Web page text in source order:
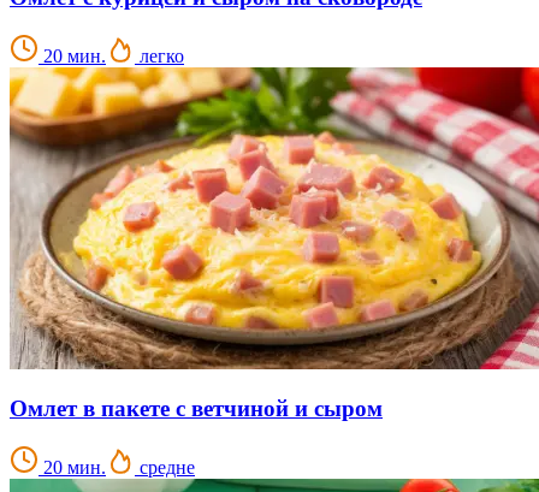
20 мин. легко
Омлет в пакете с ветчиной и сыром
20 мин. средне